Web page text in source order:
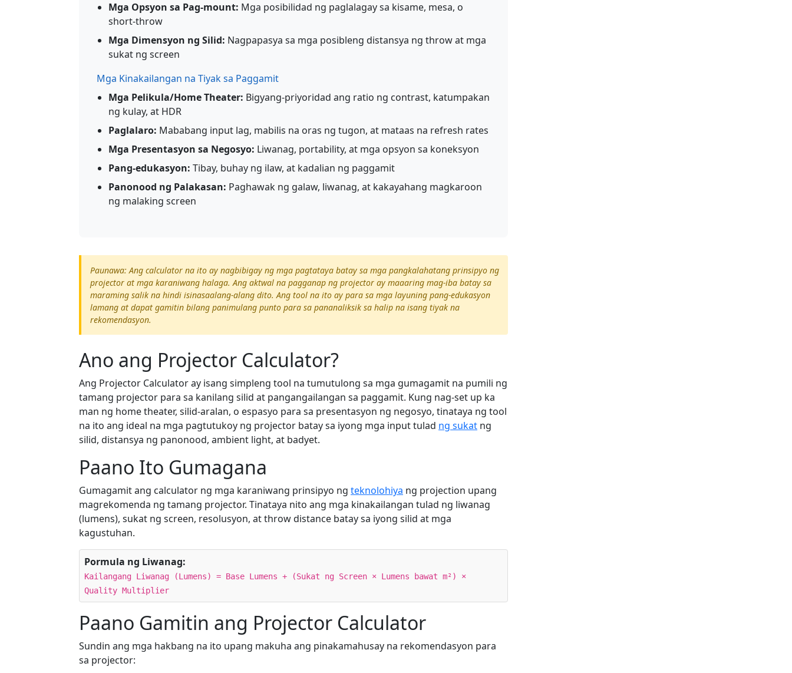
Mga Opsyon sa Pag-mount: Mga posibilidad ng paglalagay sa kisame, mesa, o
short-throw
Mga Dimensyon ng Silid: Nagpapasya sa mga posibleng distansya ng throw at mga
sukat ng screen
Mga Kinakailangan na Tiyak sa Paggamit
Mga Pelikula/Home Theater: Bigyang-priyoridad ang ratio ng contrast, katumpakan
ng kulay, at HDR
Paglalaro: Mababang input lag, mabilis na oras ng tugon, at mataas na refresh rates
Mga Presentasyon sa Negosyo: Liwanag, portability, at mga opsyon sa koneksyon
Pang-edukasyon: Tibay, buhay ng ilaw, at kadalian ng paggamit
Panonood ng Palakasan: Paghawak ng galaw, liwanag, at kakayahang magkaroon
ng malaking screen
Paunawa: Ang calculator na ito ay nagbibigay ng mga pagtataya batay sa mga pangkalahatang prinsipyo ng
projector at mga karaniwang halaga. Ang aktwal na pagganap ng projector ay maaaring mag-iba batay sa
maraming salik na hindi isinasaalang-alang dito. Ang tool na ito ay para sa mga layuning pang-edukasyon
lamang at dapat gamitin bilang panimulang punto para sa pananaliksik sa halip na isang tiyak na
rekomendasyon.
Ano ang Projector Calculator?
Ang Projector Calculator ay isang simpleng tool na tumutulong sa mga gumagamit na pumili ng
tamang projector para sa kanilang silid at pangangailangan sa paggamit. Kung nag-set up ka
man ng home theater, silid-aralan, o espasyo para sa presentasyon ng negosyo, tinataya ng tool
na ito ang ideal na mga pagtutukoy ng projector batay sa iyong mga input tulad ng sukat ng
silid, distansya ng panonood, ambient light, at badyet.
Paano Ito Gumagana
Gumagamit ang calculator ng mga karaniwang prinsipyo ng teknolohiya ng projection upang
magrekomenda ng tamang projector. Tinataya nito ang mga kinakailangan tulad ng liwanag
(lumens), sukat ng screen, resolusyon, at throw distance batay sa iyong silid at mga
kagustuhan.
Pormula ng Liwanag:
Kailangang Liwanag (Lumens) = Base Lumens + (Sukat ng Screen × Lumens bawat m²) ×
Quality Multiplier
Paano Gamitin ang Projector Calculator
Sundin ang mga hakbang na ito upang makuha ang pinakamahusay na rekomendasyon para
sa projector: